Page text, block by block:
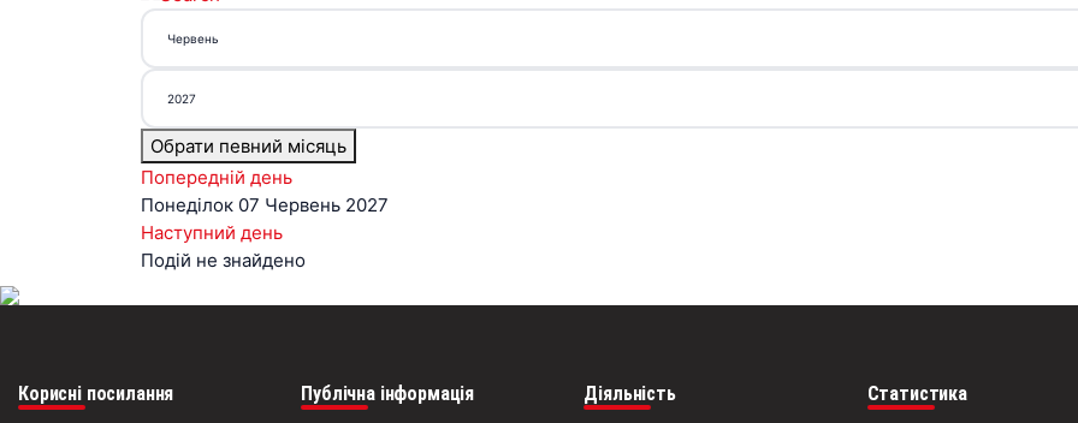
Обрати певний місяць
Попередній день
Понеділок 07 Червень 2027
Наступний день
Подій не знайдено
Корисні посилання Публічна інформація Діяльність
Статистика